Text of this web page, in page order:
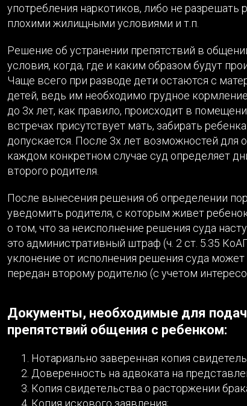
употребления наркотиков, либо не разрешать
плохими жилищными условиями и т.п.
Решение об устранении препятствий в
условия, когда, где и каким образом будут
Чаще всего при разводе дети остаются с
детей, ведь им необходимо грудное
до 3х лет, как правило, происходит в
встречах присутствует мать, забирать
допускается. После 3х лет возможностей
каждом конкретном случае суд определяет
второго родителя.
После вынесения решения об определении
уведомить родителя, с которым живет
о том, что за неисполнение решения суда
это административный штраф (ч. 2 ст. 5.35
уклонение от исполнения решения суда
передан второму родителю (с учетом
Документы, необходимые для
препятствий общения с ребенком:
Нотариально заверенная копия
Доверенность на адвоката на
Копия свидетельства о расторжении
Копия искового заявления;